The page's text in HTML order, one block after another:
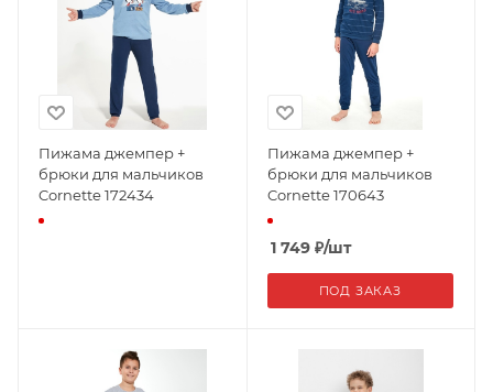
Пижама джемпер +
брюки для мальчиков
Cornette 172434
Пижама джемпер +
брюки для мальчиков
Cornette 170643
1 749₽/шт
ПОД ЗАКАЗ